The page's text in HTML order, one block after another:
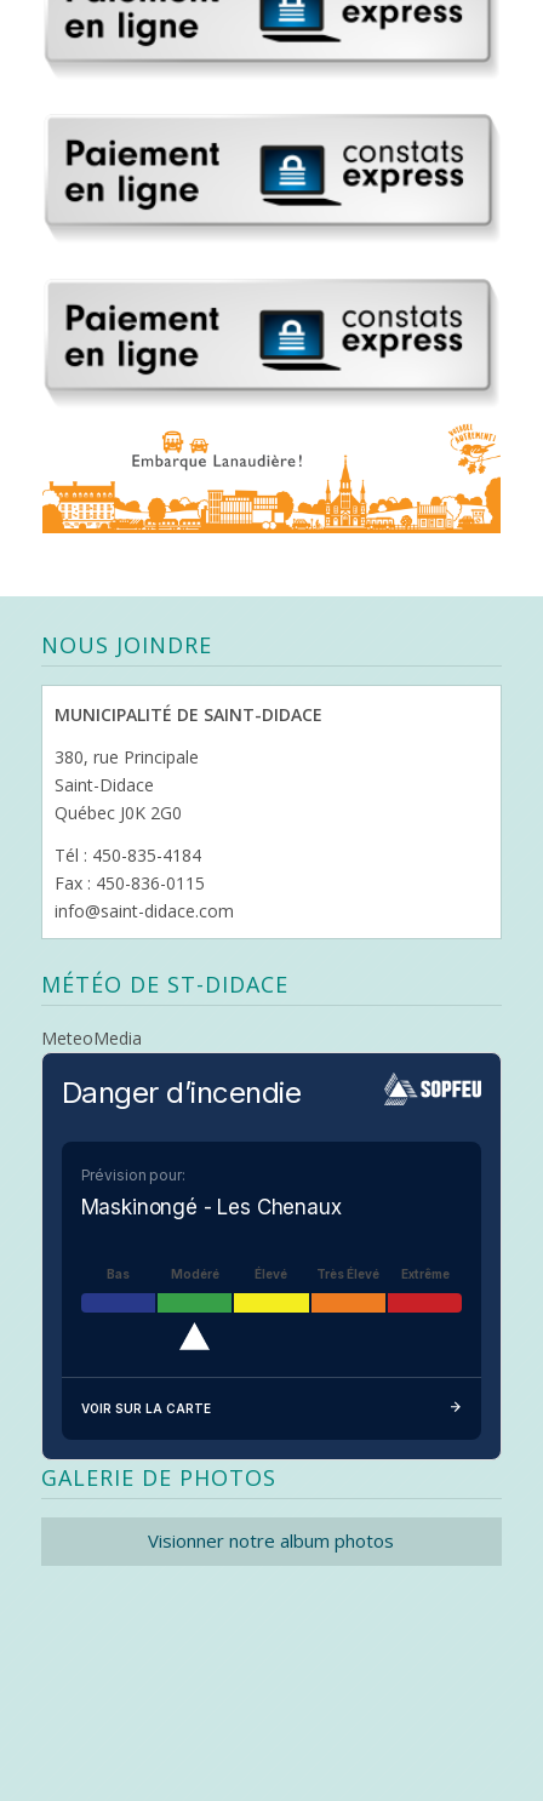
NOUS JOINDRE
MUNICIPALITÉ DE SAINT-DIDACE
380, rue Principale
Saint-Didace
Québec J0K 2G0
Tél : 450-835-4184
Fax : 450-836-0115
info@saint-didace.com
MÉTÉO DE ST-DIDACE
MeteoMedia
Danger d’incendie
Prévision pour:
Maskinongé - Les Chenaux
Bas Modéré Élevé Très Élevé Extrême
VOIR SUR LA CARTE
GALERIE DE PHOTOS
Visionner notre album photos